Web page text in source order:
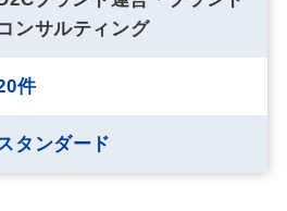
ンサルティング
件
タンダード